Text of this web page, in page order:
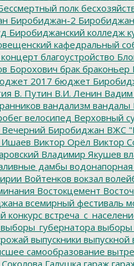
полк
Биробиджан-2
Биробиджанский колледж
кафедральный
благоустройство
Борохович брак браконьер
2017 бюджет
В. Путин В.И. Ленин Вадим
вандализм вандалы
велосипед Верховный
Вечерний Биробиджан ВЖС
Ишаев Виктор Орёл Виктор
Владимир Якушев
дамбы
Войтенков вокзал
Востокцемент
всемирный фестиваль
конкурс
выборы_губернатора
выпускники выпускной
самообразование
Галушка гараж